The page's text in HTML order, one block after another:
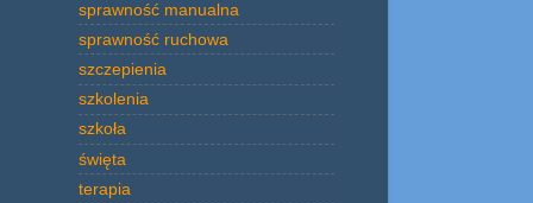
sprawność manualna
sprawność ruchowa
szczepienia
szkolenia
szkoła
święta
terapia